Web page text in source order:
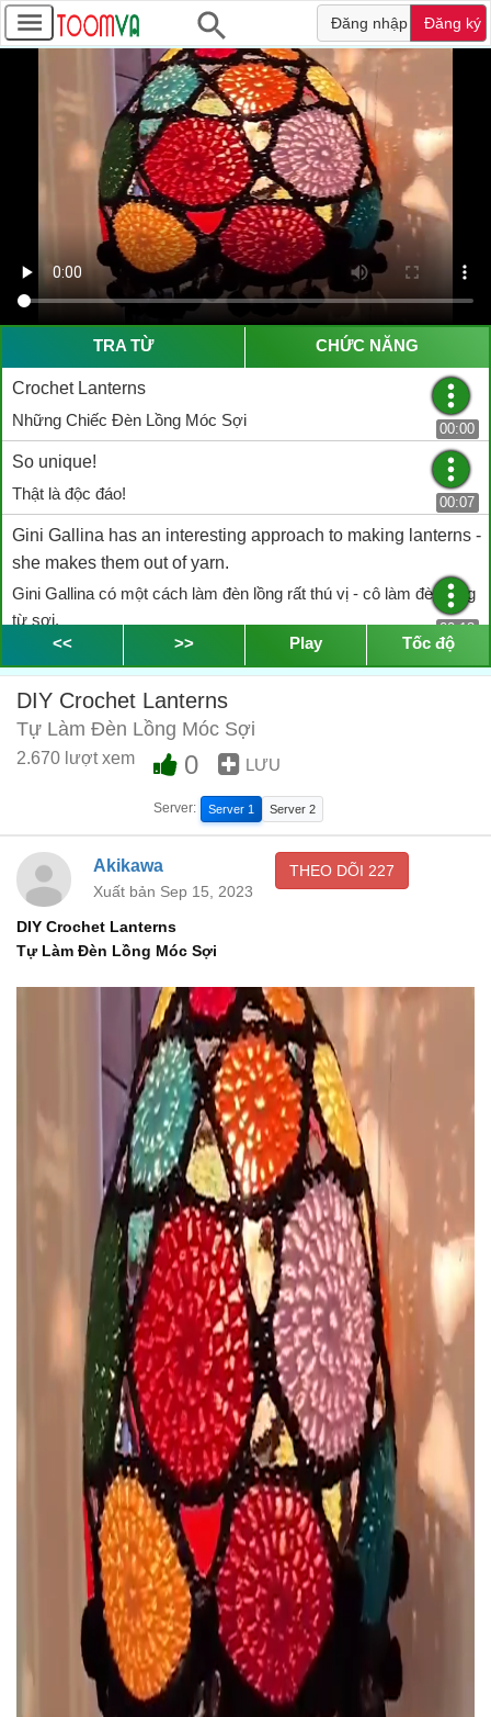
Đăng nhập Đăng ký
TRA TỪ CHỨC NĂNG
Crochet Lanterns
Những Chiếc Đèn Lồng Móc Sợi
00:00
So unique!
Thật là độc đáo!
00:07
Gini Gallina has an interesting approach to making lanterns -
she makes them out of yarn.
Gini Gallina có một cách làm đèn lồng rất thú vị - cô làm đèn lồng
từ sợi.
00:13
She uses glue, yarn and a balloon.
Cô dùng hồ dán, sợi và một quả bóng bay.
She dips the yarn in a mixture of water and glue.
Cô nhúng sợi đã được móc thành hình vào hỗn hợp nước và
Then she uses a balloon to support the yarn.
Sau đó, cô dùng quả bóng bay để hỗ trợ định hình.
Then lets it dry before popping the balloon.
Đợi cho hồ khô rồi châm nổ quả bóng.
Quả là một cách làm đèn lồng sáng tạo!
<< >> Play Tốc độ
DIY Crochet Lanterns
Tự Làm Đèn Lồng Móc Sợi
2.670 lượt xem 0 LƯU
Server: Server 1 Server 2
Akikawa
Xuất bản Sep 15, 2023
THEO DÕI 227
DIY Crochet Lanterns
Tự Làm Đèn Lồng Móc Sợi